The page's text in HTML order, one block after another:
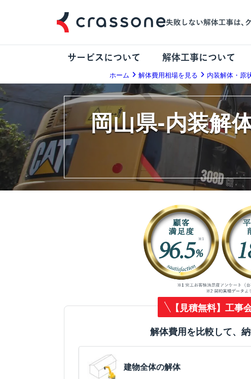
サービスについて 解体工事について
ホーム 解体費用相場を見る 内装解体・原
岡山県-内装解
【見積無料】工事
解体費用を比較して、
建物全体の解体